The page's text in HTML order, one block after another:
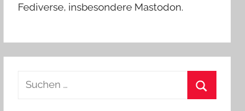
Fediverse, insbesondere Mastodon.
Suchen